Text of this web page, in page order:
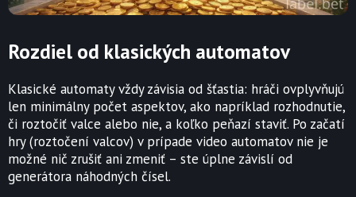
Rozdiel od klasických automatov
Klasické automaty vždy závisia od šťastia: hráči ovplyvňujú
len minimálny počet aspektov, ako napríklad rozhodnutie,
či roztočiť valce alebo nie, a koľko peňazí staviť. Po začatí
hry (roztočení valcov) v prípade video automatov nie je
možné nič zrušiť ani zmeniť – ste úplne závislí od
generátora náhodných čísel.